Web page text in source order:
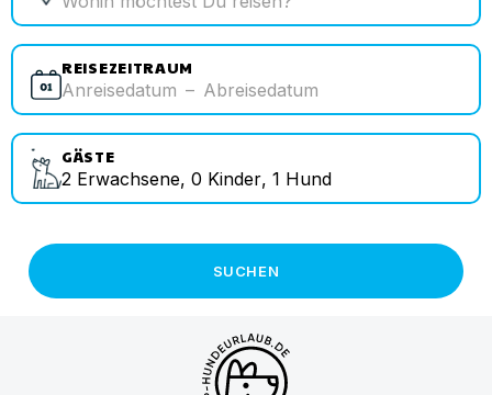
REISEZEITRAUM
Anreisedatum – Abreisedatum
GÄSTE
2 Erwachsene, 0 Kinder, 1 Hund
SUCHEN